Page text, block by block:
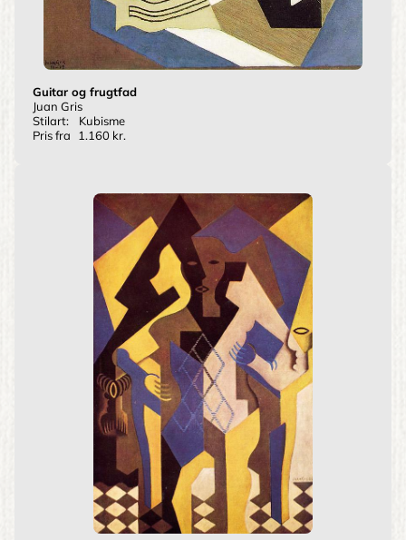
Guitar og frugtfad
Juan Gris
Stilart:
Kubisme
Pris fra
1.160 kr.